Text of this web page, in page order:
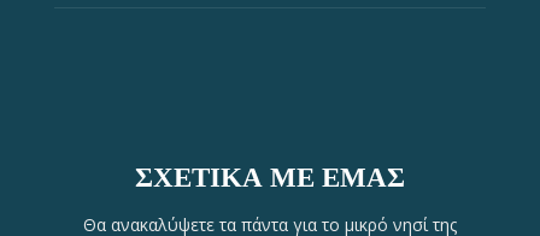
ΣΧΕΤΙΚΆ ΜΕ ΕΜΆΣ
Θα ανακαλύψετε τα πάντα για το μικρό νησί της